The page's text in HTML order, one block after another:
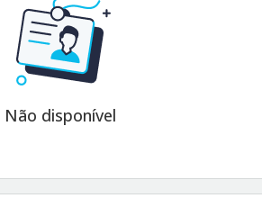
Não disponível